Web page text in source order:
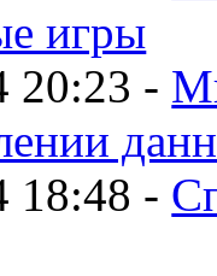
игры
20:23 -
18:48 -